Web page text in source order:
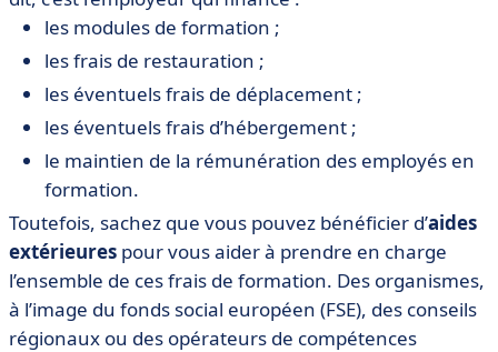
les modules de formation ;
les frais de restauration ;
les éventuels frais de déplacement ;
les éventuels frais d’hébergement ;
le maintien de la rémunération des employés en
formation.
Toutefois, sachez que vous pouvez bénéficier d’aides
extérieures pour vous aider à prendre en charge
l’ensemble de ces frais de formation. Des organismes,
à l’image du fonds social européen (FSE), des conseils
régionaux ou des opérateurs de compétences